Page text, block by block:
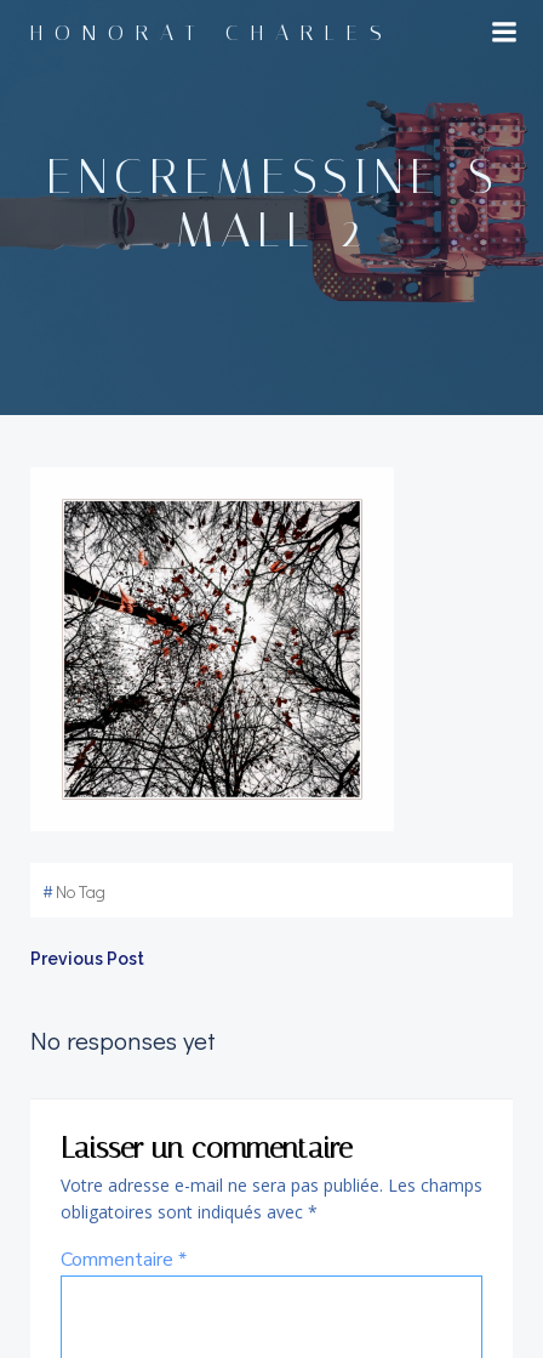
au
HONORAT CHARLES
ENCREMESSINE_S
MALL-2
#No Tag
Navigation
de
Previous Post
No responses yet
Laisser un commentaire
Votre adresse e-mail ne sera pas publiée. Les champs
obligatoires sont indiqués avec *
Commentaire *